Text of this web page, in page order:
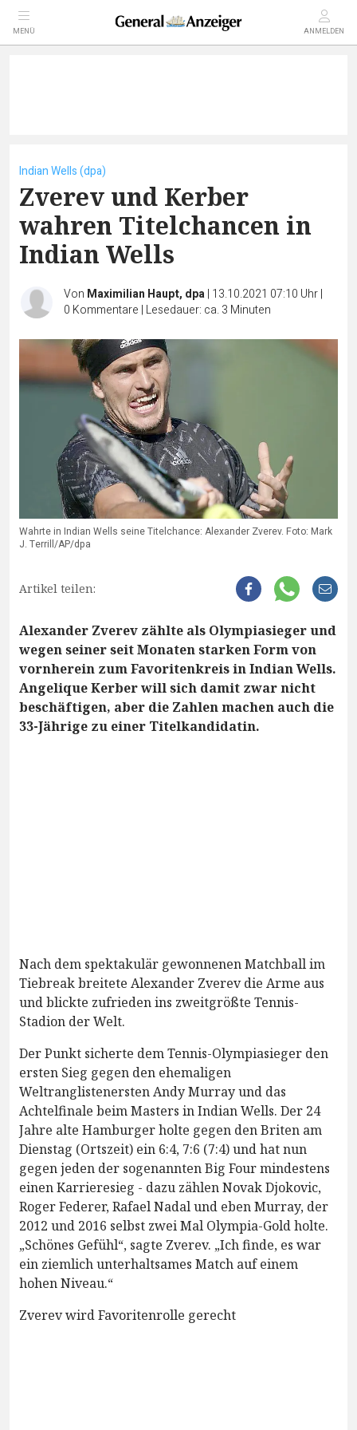
MENÜ ANMELDEN
Indian Wells (dpa)
Zverev und Kerber
wahren Titelchancen in
Indian Wells
Von Maximilian Haupt, dpa| 13.10.2021 07:10 Uhr|
0 Kommentare | Lesedauer: ca. 3 Minuten
Wahrte in Indian Wells seine Titelchance: Alexander Zverev. Foto: Mark
J. Terrill/AP/dpa
Artikel teilen:
Alexander Zverev zählte als Olympiasieger und
wegen seiner seit Monaten starken Form von
vornherein zum Favoritenkreis in Indian Wells.
Angelique Kerber will sich damit zwar nicht
beschäftigen, aber die Zahlen machen auch die
33-Jährige zu einer Titelkandidatin.
Nach dem spektakulär gewonnenen Matchball im
Tiebreak breitete Alexander Zverev die Arme aus
und blickte zufrieden ins zweitgrößte Tennis-
Stadion der Welt.
Der Punkt sicherte dem Tennis-Olympiasieger den
ersten Sieg gegen den ehemaligen
Weltranglistenersten Andy Murray und das
Achtelfinale beim Masters in Indian Wells. Der 24
Jahre alte Hamburger holte gegen den Briten am
Dienstag (Ortszeit) ein 6:4, 7:6 (7:4) und hat nun
gegen jeden der sogenannten Big Four mindestens
einen Karrieresieg - dazu zählen Novak Djokovic,
Roger Federer, Rafael Nadal und eben Murray, der
2012 und 2016 selbst zwei Mal Olympia-Gold holte.
„Schönes Gefühl“, sagte Zverev. „Ich finde, es war
ein ziemlich unterhaltsames Match auf einem
hohen Niveau.“
Zverev wird Favoritenrolle gerecht